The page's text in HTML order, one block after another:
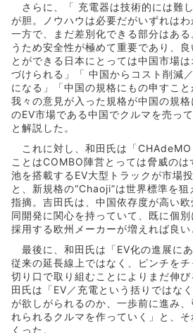
さらに、「 充電器は技術的には難
が胆。ノウハウは必要だがいずれは
一方で、まだ差別化できる部分はあ
うため安全性が極めて重要であり、
とができる日本にとっては中国市場
づけられる」「 中国からコスト削減
になる」「中国の規格にもの申すこと
我々の意見が入った規格が中国の規
のEV市場である中国でクルマを売っ
と解説した。
これに対し、和田氏は「
ことはCOMBO陣営とっては脅威の
池を搭載するEV大型トラックが市場
と、新規格の“Chaoji”は世界標準を狙
指摘。吉田氏は、中国依存度が高い
同開発に関心を持っていて、既に個別
採用する欧州メーカーが増えれば良い
最後に、和田氏は「EV化の進展に
従来の延長線上ではなく、ピンチを
切り口で取り組むことによりまだ伸
田氏は「EV／充電という括りではな
が欲しがられるのか、一歩前に進み
れられるクルマを作っていく」と、そ
くった。